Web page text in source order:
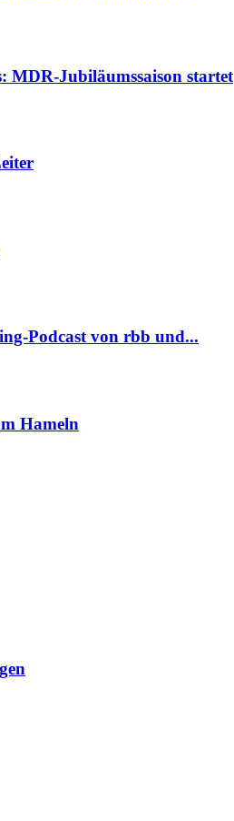
MDR-Jubiläumssaison startet
Podcast von rbb und...
Hameln